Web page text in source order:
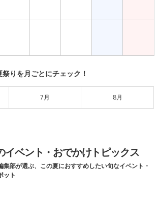
りを月ごとにチェック！
7月 8月
イベント・おでかけトピックス
集部が選ぶ、この夏におすすめしたい旬なイベント・
ット